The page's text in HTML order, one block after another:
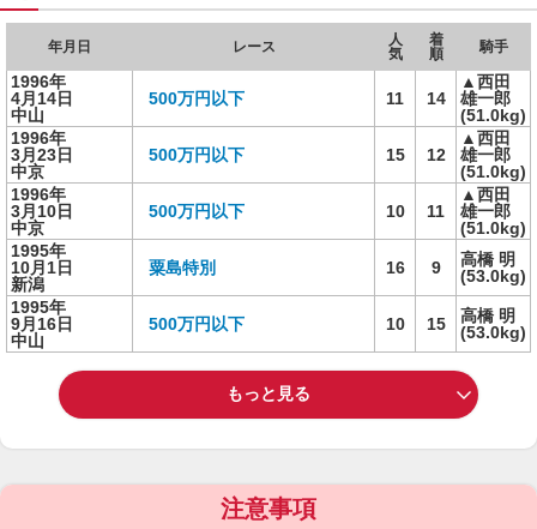
年月日 レース
人
気
着
順
騎手
1996年
4月14日
中山
500万円以下 11 14
▲西田
雄一郎
(51.0kg)
1996年
3月23日
中京
500万円以下 15 12
▲西田
雄一郎
(51.0kg)
1996年
3月10日
中京
500万円以下 10 11
▲西田
雄一郎
(51.0kg)
1995年
10月1日
新潟
粟島特別 16 9
高橋 明
(53.0kg)
1995年
9月16日
中山
500万円以下 10 15
高橋 明
(53.0kg)
もっと見る
注意事項